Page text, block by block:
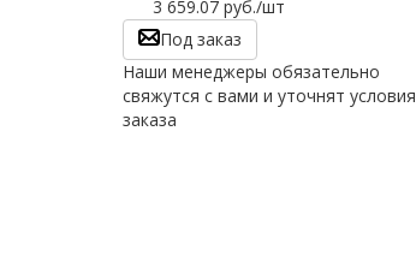
3 659.07 руб./шт
Под заказ
Наши менеджеры обязательно
свяжутся с вами и уточнят условия
заказа